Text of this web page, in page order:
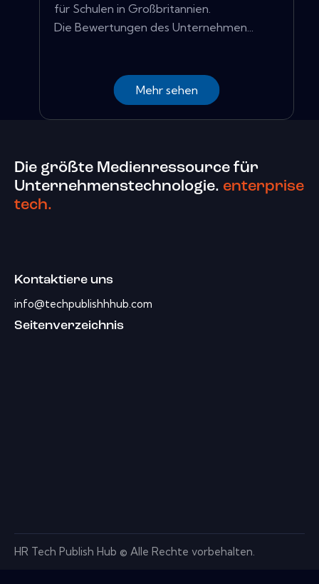
für Schulen in Großbritannien.
Die Bewertungen des Unternehmen...
Mehr sehen
Die größte Medienressource für
Unternehmenstechnologie. enterprise
tech.
Kontaktiere uns
info@techpublishhhub.com
Seitenverzeichnis
HR Tech Publish Hub © Alle Rechte vorbehalten.